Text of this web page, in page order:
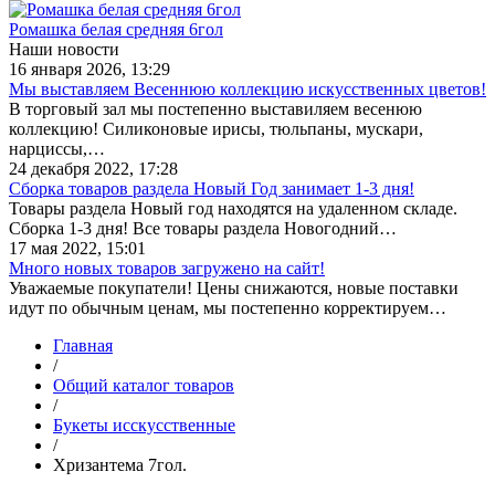
Ромашка белая средняя 6гол
Наши новости
16 января 2026, 13:29
Мы выставляем Весеннюю коллекцию искусственных цветов!
В торговый зал мы постепенно выставиляем весенюю
коллекцию! Силиконовые ирисы, тюльпаны, мускари,
нарциссы,…
24 декабря 2022, 17:28
Сборка товаров раздела Новый Год занимает 1-3 дня!
Товары раздела Новый год находятся на удаленном складе.
Сборка 1-3 дня! Все товары раздела Новогодний…
17 мая 2022, 15:01
Много новых товаров загружено на сайт!
Уважаемые покупатели! Цены снижаются, новые поставки
идут по обычным ценам, мы постепенно корректируем…
Главная
/
Общий каталог товаров
/
Букеты исскусственные
/
Хризантема 7гол.